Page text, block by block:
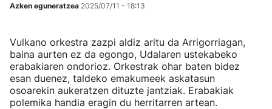
Azken eguneratzea 2025/07/11 - 18:13
Vulkano orkestra zazpi aldiz aritu da Arrigorriagan,
baina aurten ez da egongo, Udalaren ustekabeko
erabakiaren ondorioz. Orkestrak ohar baten bidez
esan duenez, taldeko emakumeek askatasun
osoarekin aukeratzen dituzte jantziak. Erabakiak
polemika handia eragin du herritarren artean.